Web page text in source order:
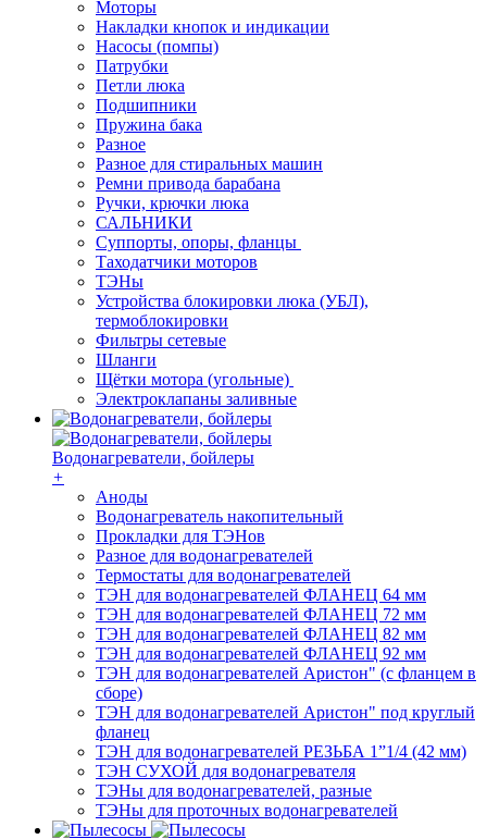
Моторы
Накладки кнопок и индикации
Насосы (помпы)
Патрубки
Петли люка
Подшипники
Пружина бака
Разное
Разное для стиральных машин
Ремни привода барабана
Ручки, крючки люка
САЛЬНИКИ
Суппорты, опоры, фланцы
Таходатчики моторов
ТЭНы
Устройства блокировки люка (УБЛ),
термоблокировки
Фильтры сетевые
Шланги
Щётки мотора (угольные)
Электроклапаны заливные
Водонагреватели, бойлеры
+
Аноды
Водонагреватель накопительный
Прокладки для ТЭНов
Разное для водонагревателей
Термостаты для водонагревателей
ТЭН для водонагревателей ФЛАНЕЦ 64 мм
ТЭН для водонагревателей ФЛАНЕЦ 72 мм
ТЭН для водонагревателей ФЛАНЕЦ 82 мм
ТЭН для водонагревателей ФЛАНЕЦ 92 мм
ТЭН для водонагревателей Аристон" (с фланцем в
сборе)
ТЭН для водонагревателей Аристон" под круглый
фланец
ТЭН для водонагревателей РЕЗЬБА 1”1/4 (42 мм)
ТЭН СУХОЙ для водонагревателя
ТЭНы для водонагревателей, разные
ТЭНы для проточных водонагревателей